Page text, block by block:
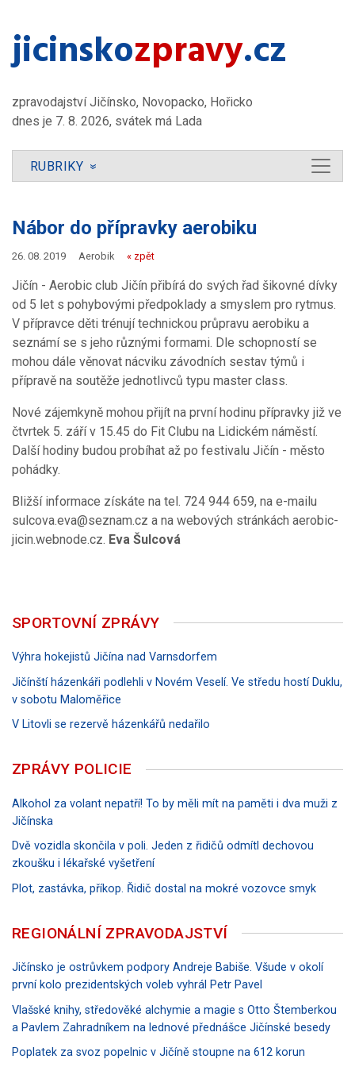
jicinsko​zpravy.cz
zpravodajství Jičínsko, Novopacko, Hořicko
dnes je 7. 8. 2026, svátek má Lada
RUBRIKY »
Nábor do přípravky aerobiku
26. 08. 2019 Aerobik « zpět
Jičín - Aerobic club Jičín přibírá do svých řad šikovné dívky
od 5 let s pohybovými předpoklady a smyslem pro rytmus.
V přípravce děti trénují technickou průpravu aerobiku a
seznámí se s jeho různými formami. Dle schopností se
mohou dále věnovat nácviku závodních sestav týmů i
přípravě na soutěže jednotlivců typu master class.
Nové zájemkyně mohou přijít na první hodinu přípravky již ve
čtvrtek 5. září v 15.45 do Fit Clubu na Lidickém náměstí.
Další hodiny budou probíhat až po festivalu Jičín - město
pohádky.
Bližší informace získáte na tel. 724 944 659, na e-mailu
sulcova.eva@seznam.cz a na webových stránkách aerobic-
jicin.webnode.cz. Eva Šulcová
SPORTOVNÍ ZPRÁVY
Výhra hokejistů Jičína nad Varnsdorfem
Jičínští házenkáři podlehli v Novém Veselí. Ve středu hostí Duklu,
v sobotu Maloměřice
V Litovli se rezervě házenkářů nedařilo
ZPRÁVY POLICIE
Alkohol za volant nepatří! To by měli mít na paměti i dva muži z
Jičínska
Dvě vozidla skončila v poli. Jeden z řidičů odmítl dechovou
zkoušku i lékařské vyšetření
Plot, zastávka, příkop. Řidič dostal na mokré vozovce smyk
REGIONÁLNÍ ZPRAVODAJSTVÍ
Jičínsko je ostrůvkem podpory Andreje Babiše. Všude v okolí
první kolo prezidentských voleb vyhrál Petr Pavel
Vlašské knihy, středověké alchymie a magie s Otto Štemberkou
a Pavlem Zahradníkem na lednové přednášce Jičínské besedy
Poplatek za svoz popelnic v Jičíně stoupne na 612 korun